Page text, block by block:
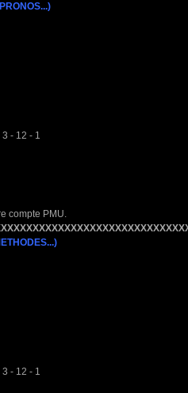
- 12 - 1
compte PMU.
- 12 - 1